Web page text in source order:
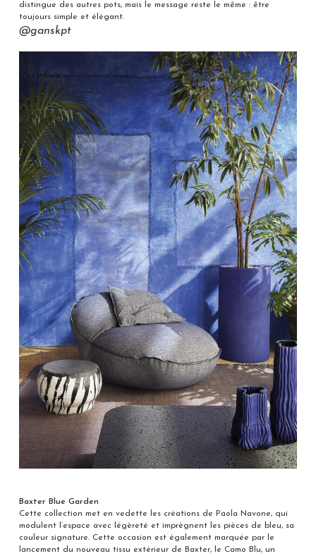
distingue des autres pots, mais le message reste le même : être
toujours simple et élégant.
@ganskpt
Baxter Blue Garden
Cette collection met en vedette les créations de Paola Navone, qui
modulent l’espace avec légèreté et imprègnent les pièces de bleu, sa
couleur signature. Cette occasion est également marquée par le
lancement du nouveau tissu extérieur de Baxter, le Camo Blu, un